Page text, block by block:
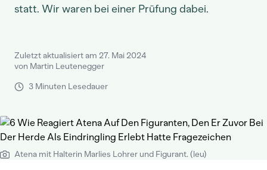
statt. Wir waren bei einer Prüfung dabei.
Zuletzt aktualisiert am 27. Mai 2024
von Martin Leutenegger
3 Minuten Lesedauer
Atena mit Halterin Marlies Lohrer und Figurant. (leu)